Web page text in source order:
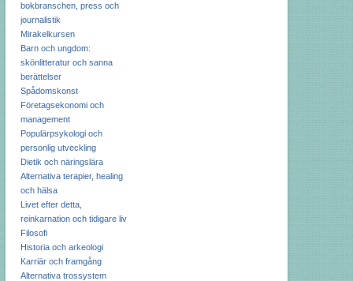
bokbranschen, press och
journalistik
Mirakelkursen
Barn och ungdom:
skönlitteratur och sanna
berättelser
Spådomskonst
Företagsekonomi och
management
Populärpsykologi och
personlig utveckling
Dietik och näringslära
Alternativa terapier, healing
och hälsa
Livet efter detta,
reinkarnation och tidigare liv
Filosofi
Historia och arkeologi
Karriär och framgång
Alternativa trossystem